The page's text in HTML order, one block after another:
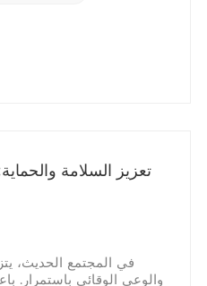
تعزيز السلامة
والوعي الوقائي باستمرار.